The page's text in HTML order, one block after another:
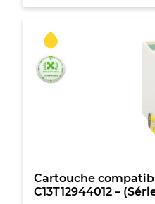
G&G
Epson
T1294
-
C13T12944012
Cartouche
C13T12944012 –